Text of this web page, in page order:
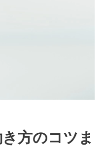
方のコツま